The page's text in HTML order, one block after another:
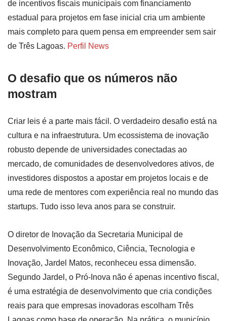
de incentivos fiscais municipais com financiamento
estadual para projetos em fase inicial cria um ambiente
mais completo para quem pensa em empreender sem sair
de Três Lagoas. Perfil News
O desafio que os números não
mostram
Criar leis é a parte mais fácil. O verdadeiro desafio está na
cultura e na infraestrutura. Um ecossistema de inovação
robusto depende de universidades conectadas ao
mercado, de comunidades de desenvolvedores ativos, de
investidores dispostos a apostar em projetos locais e de
uma rede de mentores com experiência real no mundo das
startups. Tudo isso leva anos para se construir.
O diretor de Inovação da Secretaria Municipal de
Desenvolvimento Econômico, Ciência, Tecnologia e
Inovação, Jardel Matos, reconheceu essa dimensão.
Segundo Jardel, o Pró-Inova não é apenas incentivo fiscal,
é uma estratégia de desenvolvimento que cria condições
reais para que empresas inovadoras escolham Três